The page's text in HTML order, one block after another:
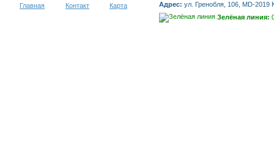
Главная Контакт Карта Адрес: ул. Гренобля, 106, MD-
Зелёная линия: